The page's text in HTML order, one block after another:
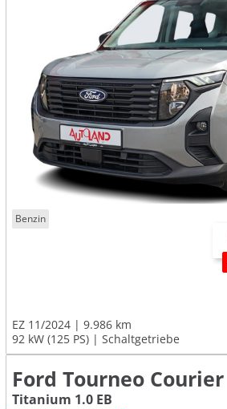
Benzin
EZ 11/2024
9.986 km
92 kW (125 PS)
Schaltgetriebe
Ford Tourneo Courier
Titanium 1.0 EB